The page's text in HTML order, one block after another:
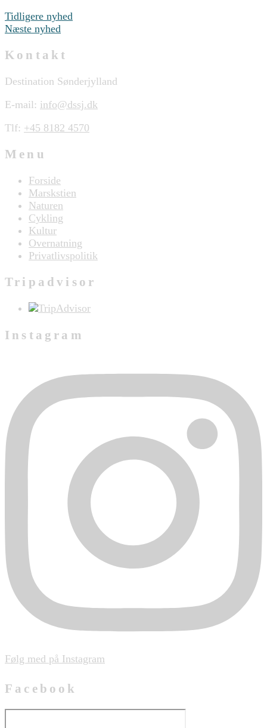
Tidligere nyhed
Næste nyhed
Kontakt
Destination Sønderjylland
E-mail: info@dssj.dk
Tlf: +45 8182 4570
Menu
Forside
Marskstien
Naturen
Cykling
Kultur
Overnatning
Privatlivspolitik
Tripadvisor
Instagram
Følg med på Instagram
Facebook